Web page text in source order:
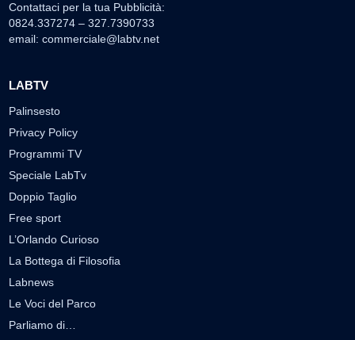
Contattaci per la tua Pubblicità:
0824.337274 – 327.7390733
email: commerciale@labtv.net
LABTV
Palinsesto
Privacy Policy
Programmi TV
Speciale LabTv
Doppio Taglio
Free sport
L’Orlando Curioso
La Bottega di Filosofia
Labnews
Le Voci del Parco
Parliamo di…